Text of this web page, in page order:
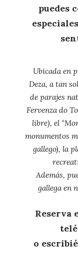
puedes
Ubicada en
Deza, a tan
de parajes
Fervenza do
libre), el
monumentos
gallego), la
Además,
gallega en
Reserva
o